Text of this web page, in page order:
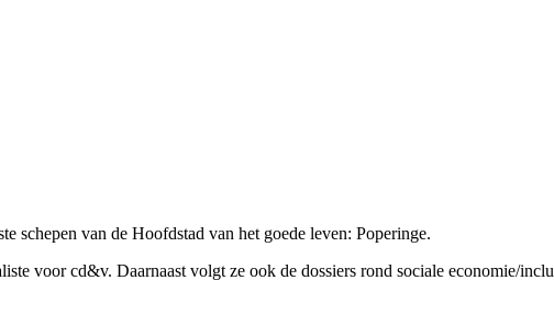
schepen van de Hoofdstad van het goede leven: Poperinge.
voor cd&v. Daarnaast volgt ze ook de dossiers rond sociale economie/